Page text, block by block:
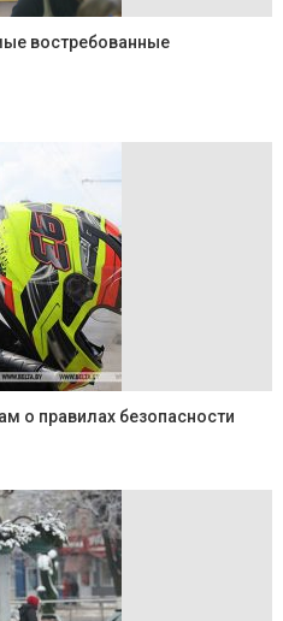
востребованные
о правилах безопасности